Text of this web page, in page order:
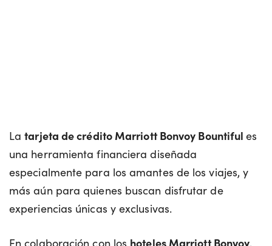
Latarjeta de crédito Marriott Bonvoy Bountifules
una herramienta financiera diseñada
especialmente para los amantes de los viajes, y
más aún para quienes buscan disfrutar de
experiencias únicas y exclusivas.
En colaboración con los hoteles Marriott Bonvoy,